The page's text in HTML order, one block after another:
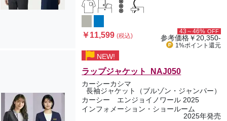
￥11,599(税込)
43～46% OFF
参考価格￥20,350-
1%ポイント 還元
NEW!
ラップジャケット NAJ050
カーシーカシマ
長袖ジャケット（ブルゾン・ジャンパー）
カーシー エンジョイノワール 2025
インフォメーション・ショールーム
2025年発売